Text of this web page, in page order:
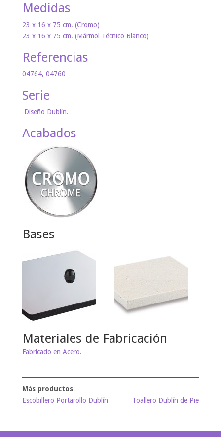
Medidas
23 x 16 x 75 cm. (Cromo)
23 x 16 x 75 cm. (Mármol Técnico Blanco)
Referencias
04764, 04760
Serie
Diseño Dublín.
Acabados
Bases
Materiales de Fabricación
Fabricado en Acero.
Escobillero Portarollo Dublín Toallero Dublín de Pie